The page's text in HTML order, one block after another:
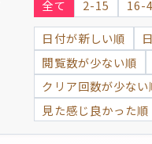
全て 2-15 16-
日付が新しい順
閲覧数が少ない順
クリア回数が少ない
見た感じ良かった順